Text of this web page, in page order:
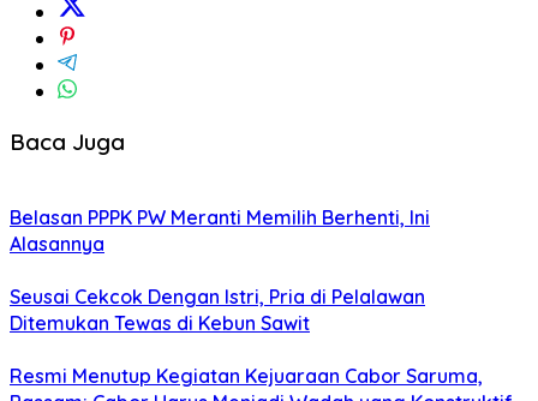
Baca Juga
Belasan PPPK PW Meranti Memilih Berhenti, Ini
Alasannya
Seusai Cekcok Dengan Istri, Pria di Pelalawan
Ditemukan Tewas di Kebun Sawit
Resmi Menutup Kegiatan Kejuaraan Cabor Saruma,